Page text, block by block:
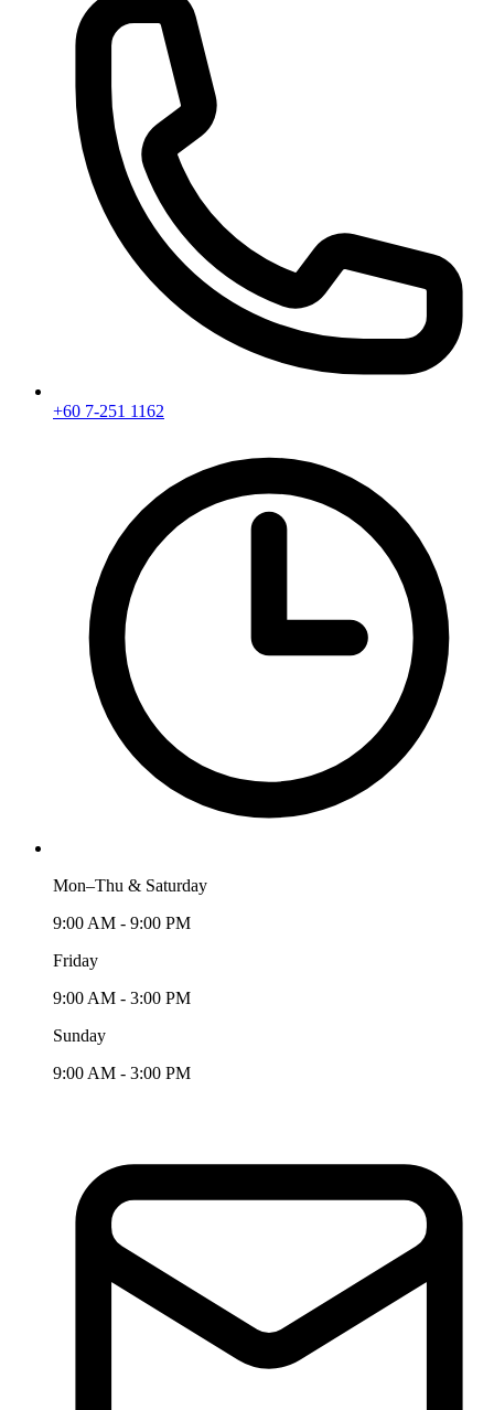
+60 7-251 1162
Mon–Thu & Saturday
9:00 AM - 9:00 PM
Friday
9:00 AM - 3:00 PM
Sunday
9:00 AM - 3:00 PM